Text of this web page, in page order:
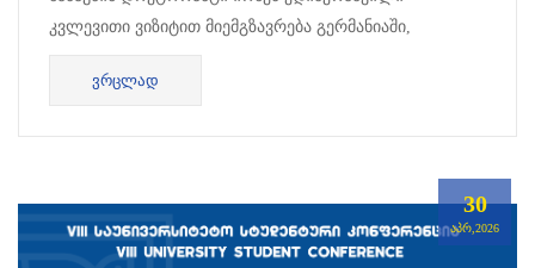
კვლევითი ვიზიტით მიემგზავრება გერმანიაში,
პოტსდამის უნივერსიტეტში, სადაც სამი თვის
განმავლობაში საკუ...
ᲕᲠᲪᲚᲐᲓ
30
ᲐᲞᲠ,2026